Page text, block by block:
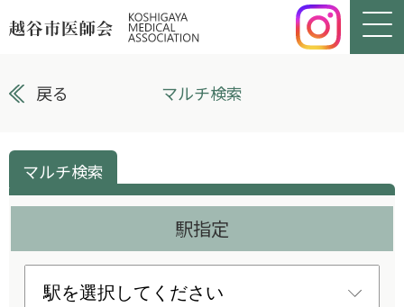
戻る マルチ検索
マルチ検索
駅指定